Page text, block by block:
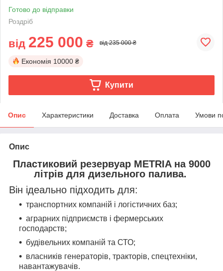
Готово до відправки
Роздріб
від 225 000 ₴ від 235 000 ₴
Економія 10000 ₴
Купити
Опис Характеристики Доставка Оплата Умови
Опис
Пластиковий резервуар METRIA на 9000
літрів для дизельного палива.
Він ідеально підходить для:
транспортних компаній і логістичних баз;
аграрних підприємств і фермерських
господарств;
будівельних компаній та СТО;
власників генераторів, тракторів, спецтехніки,
навантажувачів.